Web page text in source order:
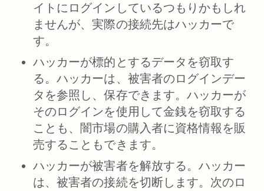
イトにログインしているつもりかもしれ
ませんが、実際の接続先はハッカーで
す。
ハッカーが標的とするデータを窃取す
る。ハッカーは、被害者のログインデー
タを参照し、保存できます。ハッカーが
そのログインを使用して金銭を窃取する
ことも、闇市場の購入者に資格情報を販
売することもできます。
ハッカーが被害者を解放する。ハッカー
は、被害者の接続を切断します。次のロ